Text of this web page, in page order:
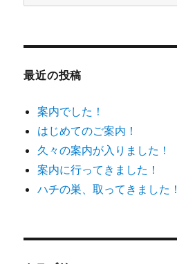
索
象:
最近の投稿
案内でした！
はじめてのご案内！
久々の案内が入りました！
案内に行ってきました！
ハチの巣、取ってきました！